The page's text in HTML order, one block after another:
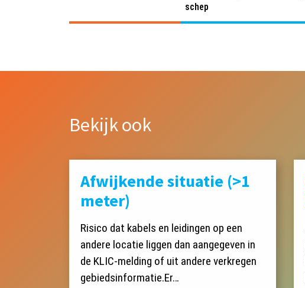
schep
Bekijk ook
Afwijkende situatie (>1
meter)
Risico dat kabels en leidingen op een
andere locatie liggen dan aangegeven in
de KLIC-melding of uit andere verkregen
gebiedsinformatie.Er…